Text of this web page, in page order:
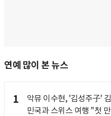
연예 많이 본 뉴스
1
악뮤 이수현, '김성주子' 김
민국과 스위스 여행 "첫 만